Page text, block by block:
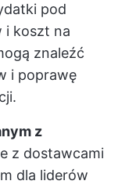
pod
i koszt na
znaleźć
i poprawę
z
z dostawcami
dla liderów